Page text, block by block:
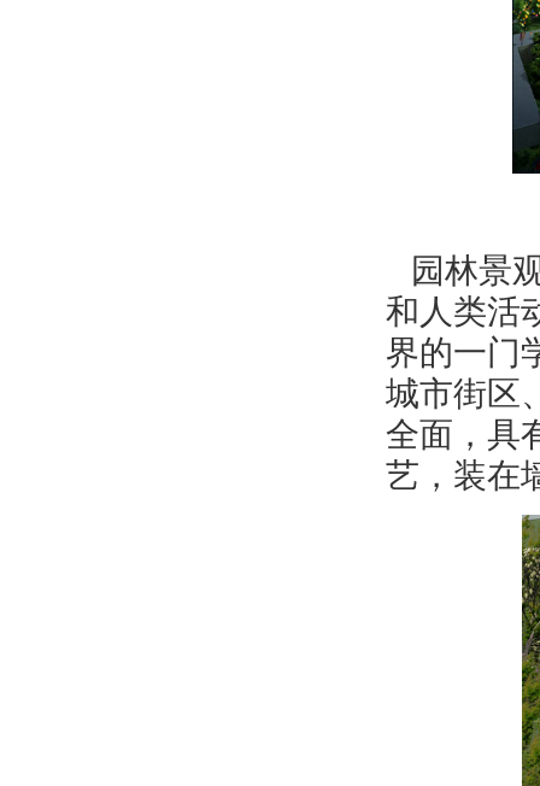
园林景
和人类活
界的一门
城市街区
全面，具
艺，装在